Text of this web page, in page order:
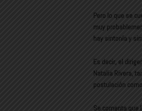
Pero lo que se
muy
hay sintonía y
Es decir, el
Natalia Rivera,
postulación
Se comenta que